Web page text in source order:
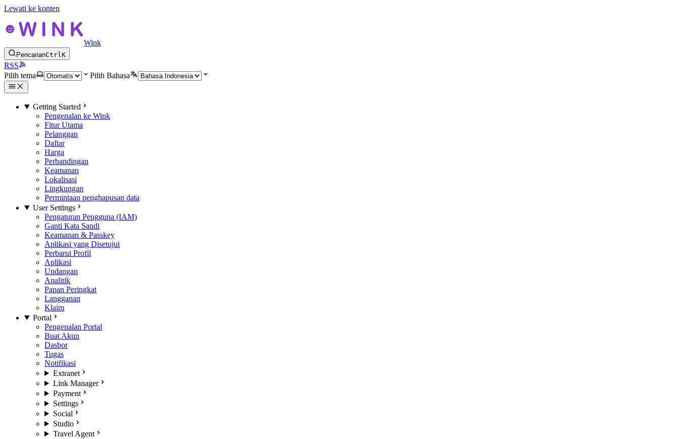
Lewati ke konten
Wink
PencarianCtrlK
RSS
Pilih tema
Pilih Bahasa
Getting Started
Pengenalan ke Wink
Fitur Utama
Pelanggan
Daftar
Harga
Perbandingan
Keamanan
Lokalisasi
Lingkungan
Permintaan penghapusan data
User Settings
Pengaturan Pengguna (IAM)
Ganti Kata Sandi
Keamanan & Passkey
Aplikasi yang Disetujui
Perbarui Profil
Aplikasi
Undangan
Analitik
Papan Peringkat
Langganan
Klaim
Portal
Pengenalan Portal
Buat Akun
Dasbor
Tugas
Notifikasi
Extranet
Link Manager
Payment
Settings
Social
Studio
Travel Agent